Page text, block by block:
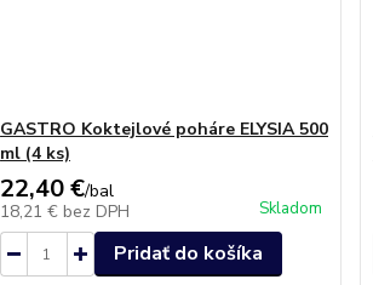
GASTRO Koktejlové poháre ELYSIA 500
ml (4 ks)
22,40 €/bal
18,21 € bez DPH Skladom
Pridať do košíka